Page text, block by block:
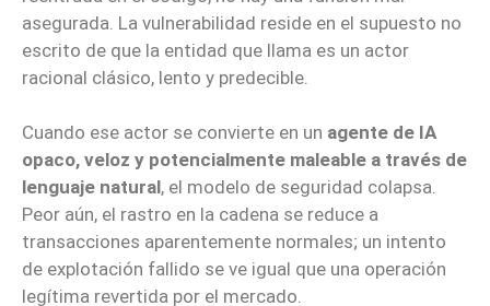
asegurada. La vulnerabilidad reside en el supuesto no
escrito de que la entidad que llama es un actor
racional clásico, lento y predecible.
Cuando ese actor se convierte en un agente de IA
opaco, veloz y potencialmente maleable a través de
lenguaje natural, el modelo de seguridad colapsa.
Peor aún, el rastro en la cadena se reduce a
transacciones aparentemente normales; un intento
de explotación fallido se ve igual que una operación
legítima revertida por el mercado.